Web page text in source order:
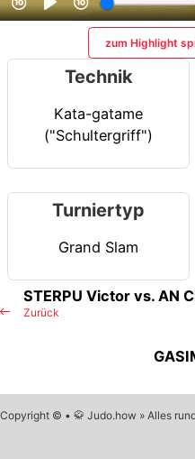
zum Highlight
Technik
Kata-gatame
("Schultergriff")
Turniertyp
Grand Slam
Zurück
STERPU Victor vs. AN
Copyright © • 🥋 Judo.how » Alles